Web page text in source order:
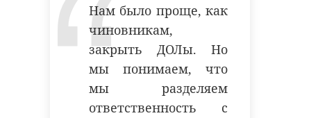
Нам было проще, как
чиновникам,
закрыть ДОЛы. Но
мы понимаем, что
мы разделяем
ответственность с